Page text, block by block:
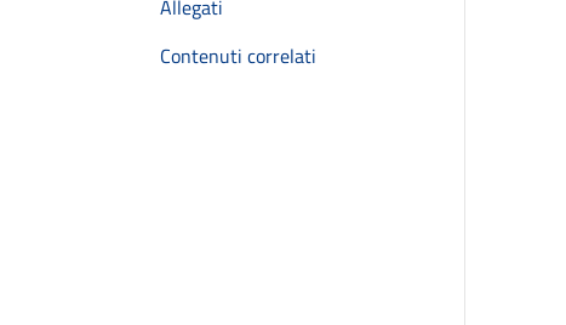
Allegati
Contenuti correlati